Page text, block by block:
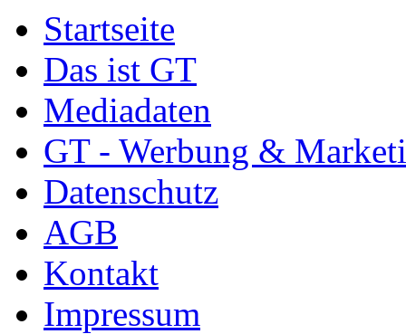
Startseite
Das ist GT
Mediadaten
GT - Werbung &
Datenschutz
AGB
Kontakt
Impressum